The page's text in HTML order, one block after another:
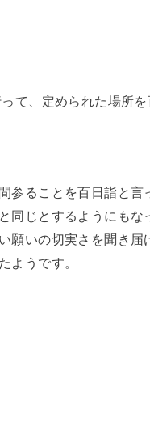
て、定められた場所
参ることを百日詣と言
同じとするようにもな
願いの切実さを聞き届
ようです。